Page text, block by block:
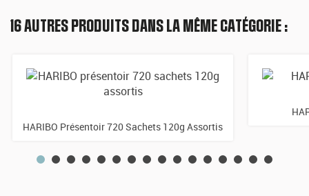
16 AUTRES PRODUITS DANS LA MÊME CATÉGORIE :
HARIBO Présentoir 720 Sachets 120g Assortis